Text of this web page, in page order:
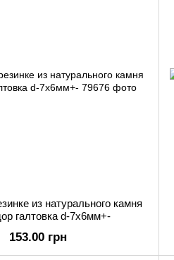
из натурального камня
галтовка d-7х6мм+-
153.00 грн